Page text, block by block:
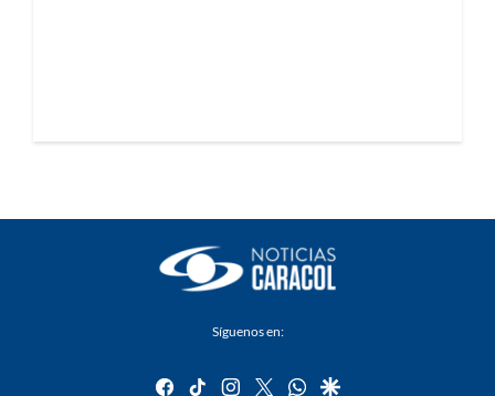
Síguenos en:
facebook
tiktok instagram
twitterwhatsapp
google